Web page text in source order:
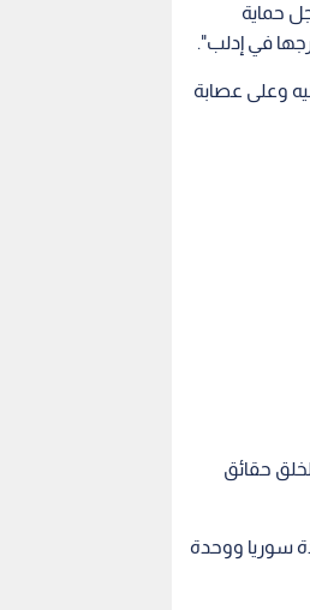
حماية
في إدلب".
وعلى عصابة
حقائق
سوريا ووحدة